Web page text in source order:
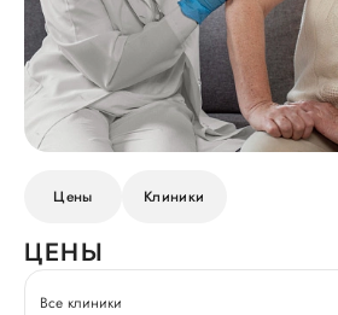
Цены Клиники
ЦЕНЫ
Все клиники